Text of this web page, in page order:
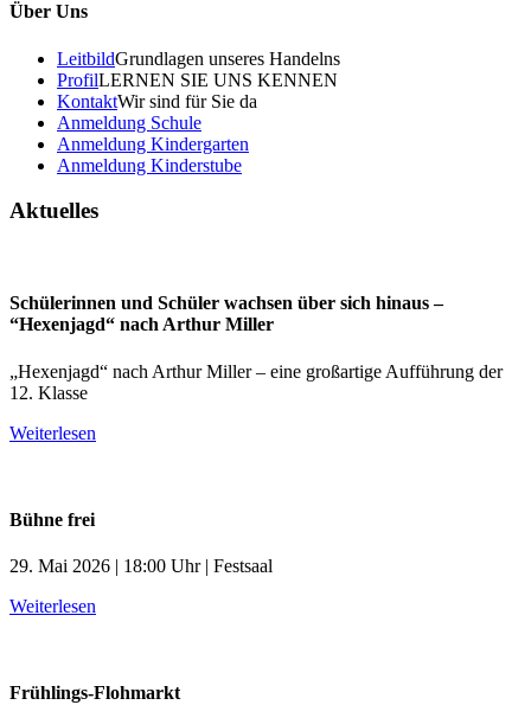
Über Uns
LeitbildGrundlagen unseres Handelns
ProfilLERNEN SIE UNS KENNEN
KontaktWir sind für Sie da
Anmeldung Schule
Anmeldung Kindergarten
Anmeldung Kinderstube
Aktuelles
Schülerinnen und Schüler wachsen über sich hinaus –
“Hexenjagd“ nach Arthur Miller
„Hexenjagd“ nach Arthur Miller – eine großartige Aufführung der
12. Klasse
Weiterlesen
Bühne frei
29. Mai 2026 | 18:00 Uhr | Festsaal
Weiterlesen
Frühlings-Flohmarkt